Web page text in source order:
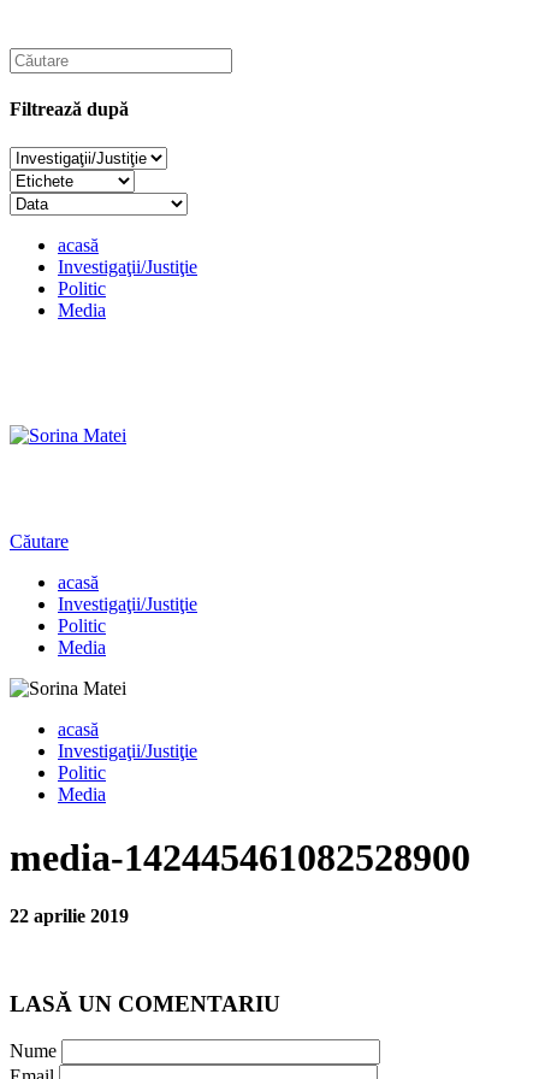
Filtrează după
acasă
Investigaţii/Justiţie
Politic
Media
Căutare
acasă
Investigaţii/Justiţie
Politic
Media
acasă
Investigaţii/Justiţie
Politic
Media
media-142445461082528900
22 aprilie 2019
LASĂ UN COMENTARIU
Nume